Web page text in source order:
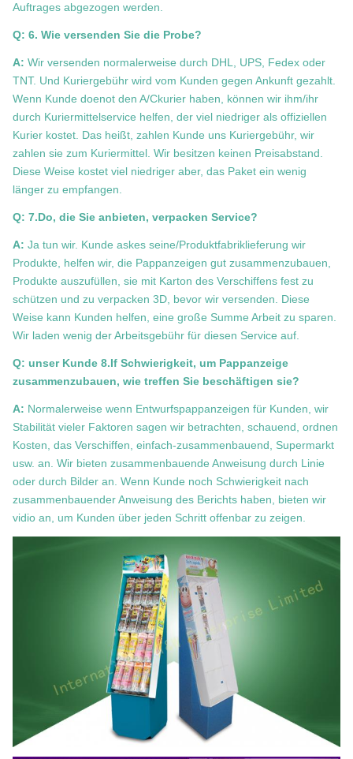
Auftrages abgezogen werden.
Q: 6. Wie versenden Sie die Probe?
A: Wir versenden normalerweise durch DHL, UPS, Fedex oder
TNT. Und Kuriergebühr wird vom Kunden gegen Ankunft gezahlt.
Wenn Kunde doenot den A/Ckurier haben, können wir ihm/ihr
durch Kuriermittelservice helfen, der viel niedriger als offiziellen
Kurier kostet. Das heißt, zahlen Kunde uns Kuriergebühr, wir
zahlen sie zum Kuriermittel. Wir besitzen keinen Preisabstand.
Diese Weise kostet viel niedriger aber, das Paket ein wenig
länger zu empfangen.
Q: 7.Do, die Sie anbieten, verpacken Service?
A: Ja tun wir. Kunde askes seine/Produktfabriklieferung wir
Produkte, helfen wir, die Pappanzeigen gut zusammenzubauen,
Produkte auszufüllen, sie mit Karton des Verschiffens fest zu
schützen und zu verpacken 3D, bevor wir versenden. Diese
Weise kann Kunden helfen, eine große Summe Arbeit zu sparen.
Wir laden wenig der Arbeitsgebühr für diesen Service auf.
Q: unser Kunde 8.If Schwierigkeit, um Pappanzeige
zusammenzubauen, wie treffen Sie beschäftigen sie?
A: Normalerweise wenn Entwurfspappanzeigen für Kunden, wir
Stabilität vieler Faktoren sagen wir betrachten, schauend, ordnen
Kosten, das Verschiffen, einfach-zusammenbauend, Supermarkt
usw. an. Wir bieten zusammenbauende Anweisung durch Linie
oder durch Bilder an. Wenn Kunde noch Schwierigkeit nach
zusammenbauender Anweisung des Berichts haben, bieten wir
vidio an, um Kunden über jeden Schritt offenbar zu zeigen.